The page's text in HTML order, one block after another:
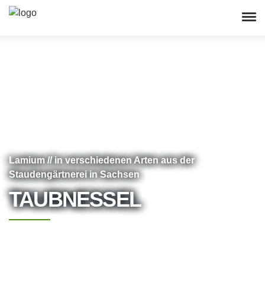
Lamium // in verschiedenen Arten aus der
Staudengärtnerei in Sachsen
TAUBNESSEL